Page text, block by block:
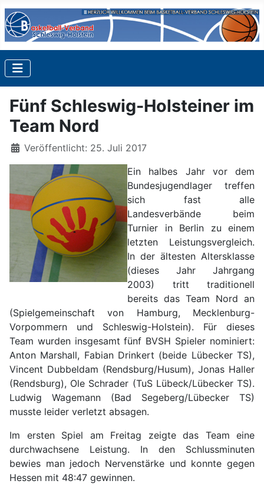
Fünf Schleswig-Holsteiner im
Team Nord
Details
Veröffentlicht: 25. Juli 2017
Ein halbes Jahr vor dem
Bundesjugendlager treffen
sich fast alle
Landesverbände beim
Turnier in Berlin zu einem
letzten Leistungsvergleich.
In der ältesten Altersklasse
(dieses Jahr Jahrgang
2003) tritt traditionell
bereits das Team Nord an
(Spielgemeinschaft von Hamburg, Mecklenburg-
Vorpommern und Schleswig-Holstein). Für dieses
Team wurden insgesamt fünf BVSH Spieler nominiert:
Anton Marshall, Fabian Drinkert (beide Lübecker TS),
Vincent Dubbeldam (Rendsburg/Husum), Jonas Haller
(Rendsburg), Ole Schrader (TuS Lübeck/Lübecker TS).
Ludwig Wagemann (Bad Segeberg/Lübecker TS)
musste leider verletzt absagen.
Im ersten Spiel am Freitag zeigte das Team eine
durchwachsene Leistung. In den Schlussminuten
bewies man jedoch Nervenstärke und konnte gegen
Hessen mit 48:47 gewinnen.